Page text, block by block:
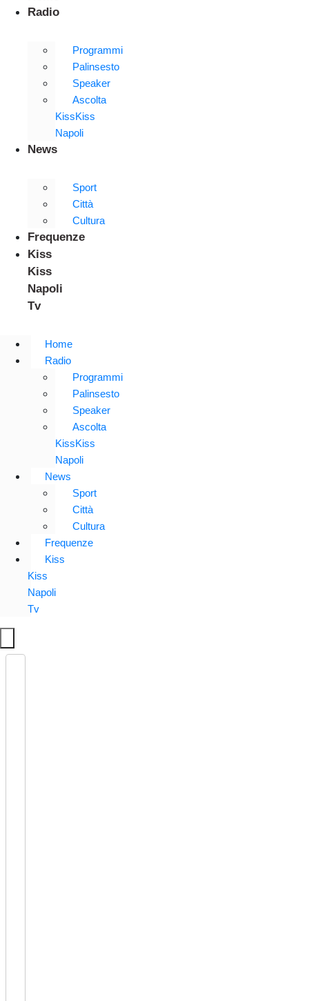
Radio
Programmi
Palinsesto
Speaker
Ascolta
KissKiss
Napoli
News
Sport
Città
Cultura
Frequenze
Kiss
Kiss
Napoli
Tv
Home
Radio
Programmi
Palinsesto
Speaker
Ascolta
KissKiss
Napoli
News
Sport
Città
Cultura
Frequenze
Kiss
Kiss
Napoli
Tv